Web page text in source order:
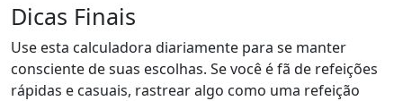
Dicas Finais
Use esta calculadora diariamente para se manter
consciente de suas escolhas. Se você é fã de refeições
rápidas e casuais, rastrear algo como uma refeição